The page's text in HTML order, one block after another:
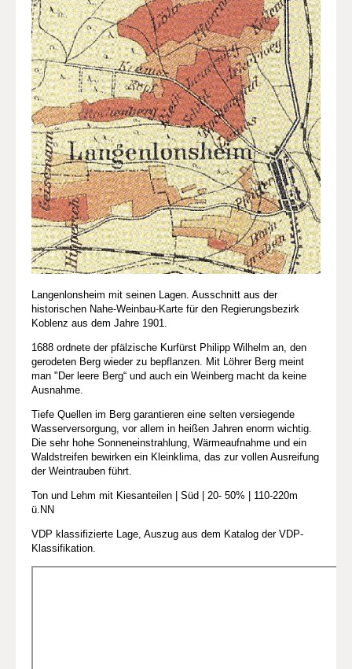
Langenlonsheim mit seinen Lagen. Ausschnitt aus der
historischen Nahe-Weinbau-Karte für den Regierungsbezirk
Koblenz aus dem Jahre 1901.
1688 ordnete der pfälzische Kurfürst Philipp Wilhelm an, den
gerodeten Berg wieder zu bepflanzen. Mit Löhrer Berg meint
man "Der leere Berg“ und auch ein Weinberg macht da keine
Ausnahme.
Tiefe Quellen im Berg garantieren eine selten versiegende
Wasserversorgung, vor allem in heißen Jahren enorm wichtig.
Die sehr hohe Sonneneinstrahlung, Wärmeaufnahme und ein
Waldstreifen bewirken ein Kleinklima, das zur vollen Ausreifung
der Weintrauben führt.
Ton und Lehm mit Kiesanteilen | Süd | 20- 50% | 110-220m
ü.NN
VDP klassifizierte Lage, Auszug aus dem Katalog der VDP-
Klassifikation.